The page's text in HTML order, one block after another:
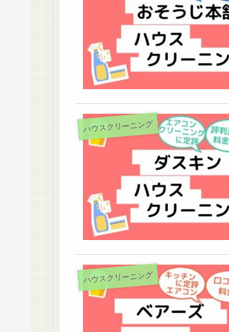
ハウスクリーニング
ハウスクリーニング